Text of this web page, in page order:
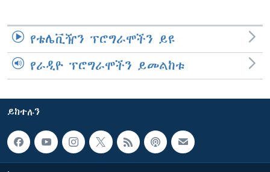
የቴሌቪዥን ፕሮግራሞችን ይዩ
የራዲዮ ፕሮግራሞችን ይመልከቱ
ይከተሉን